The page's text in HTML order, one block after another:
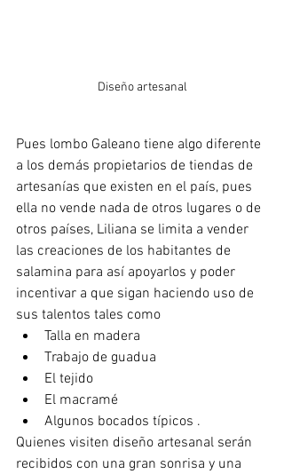
Diseño artesanal
Pues lombo Galeano tiene algo diferente
a los demás propietarios de tiendas de
artesanías que existen en el país, pues
ella no vende nada de otros lugares o de
otros países, Liliana se limita a vender
las creaciones de los habitantes de
salamina para así apoyarlos y poder
incentivar a que sigan haciendo uso de
sus talentos tales como
Talla en madera
Trabajo de guadua
El tejido
El macramé
Algunos bocados típicos .
Quienes visiten diseño artesanal serán
recibidos con una gran sonrisa y una